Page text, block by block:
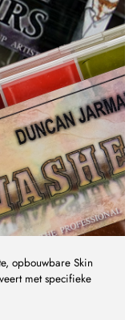
opbouwbare Skin
met specifieke